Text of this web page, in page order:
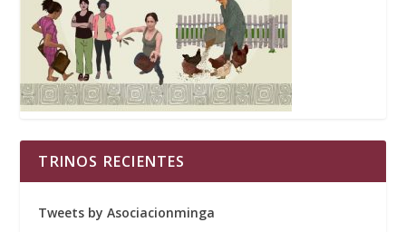
TRINOS RECIENTES
Tweets by Asociacionminga